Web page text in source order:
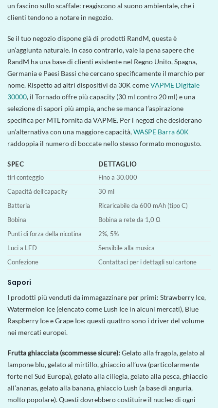
un fascino sullo scaffale: reagiscono al suono ambientale, che i
clienti tendono a notare in negozio.
Se il tuo negozio dispone già di prodotti RandM, questa è
un’aggiunta naturale. In caso contrario, vale la pena sapere che
RandM ha una base di clienti esistente nel Regno Unito, Spagna,
Germania e Paesi Bassi che cercano specificamente il marchio per
nome. Rispetto ad altri dispositivi da 30K comeVAPME Digitale
30000, il Tornado offre più capacity (30 ml contro 20 ml) e una
selezione di sapori più ampia, anche se manca l’aspirazione
specifica per MTL fornita da VAPME. Per i negozi che desiderano
un’alternativa con una maggiore capacità,WASPE Barra 60K
raddoppia il numero di boccate nello stesso formato monogusto.
SPEC
DETTAGLIO
tiri conteggio
Fino a 30.000
Capacità dell’capacity
30 ml
Batteria
Ricaricabile da 600 mAh (tipo C)
Bobina
Bobina a rete da 1,0 Ω
Punti di forza della nicotina
2%, 5%
Luci a LED
Sensibile alla musica
Confezione
Contattaci per i dettagli sul cartone
Sapori
I prodotti più venduti da immagazzinare per primi: Strawberry Ice,
Watermelon Ice (elencato come Lush Ice in alcuni mercati), Blue
Raspberry Ice e Grape Ice: questi quattro sono i driver del volume
nei mercati europei.
Frutta ghiacciata (scommesse sicure):Gelato alla fragola, gelato al
lampone blu, gelato al mirtillo, ghiaccio all’uva (particolarmente
forte nel Sud Europa), gelato alla ciliegia, gelato alla pesca, ghiaccio
all’ananas, gelato alla banana, ghiaccio Lush (a base di anguria,
molto popolare). Questi dovrebbero costituire il nucleo di ogni